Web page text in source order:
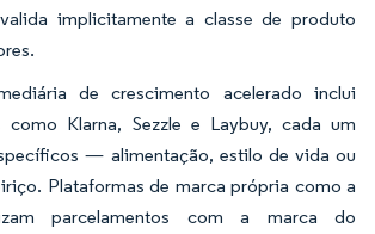
implicitamente a classe de produto
de crescimento acelerado inclui
como Klarna, Sezzle e Laybuy, cada um
— alimentação, estilo de vida ou
Plataformas de marca própria como a
parcelamentos com a marca do